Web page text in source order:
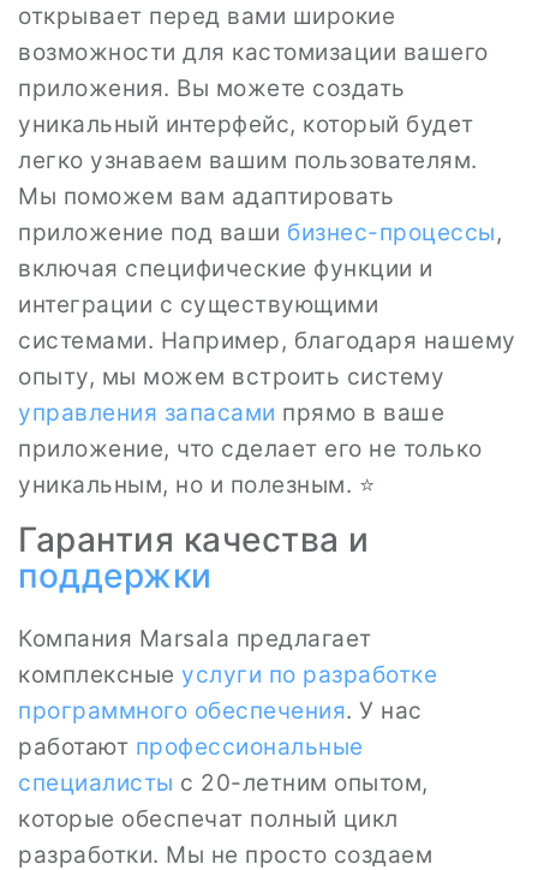
открывает перед вами широкие
возможности для кастомизации вашего
приложения. Вы можете создать
уникальный интерфейс, который будет
легко узнаваем вашим пользователям.
Мы поможем вам адаптировать
приложение под ваши бизнес-процессы,
включая специфические функции и
интеграции с существующими
системами. Например, благодаря нашему
опыту, мы можем встроить систему
управления запасами прямо в ваше
приложение, что сделает его не только
уникальным, но и полезным. ⭐
Гарантия качества и
поддержки
Компания Marsala предлагает
комплексные услуги по разработке
программного обеспечения. У нас
работают профессиональные
специалисты с 20-летним опытом,
которые обеспечат полный цикл
разработки. Мы не просто создаем